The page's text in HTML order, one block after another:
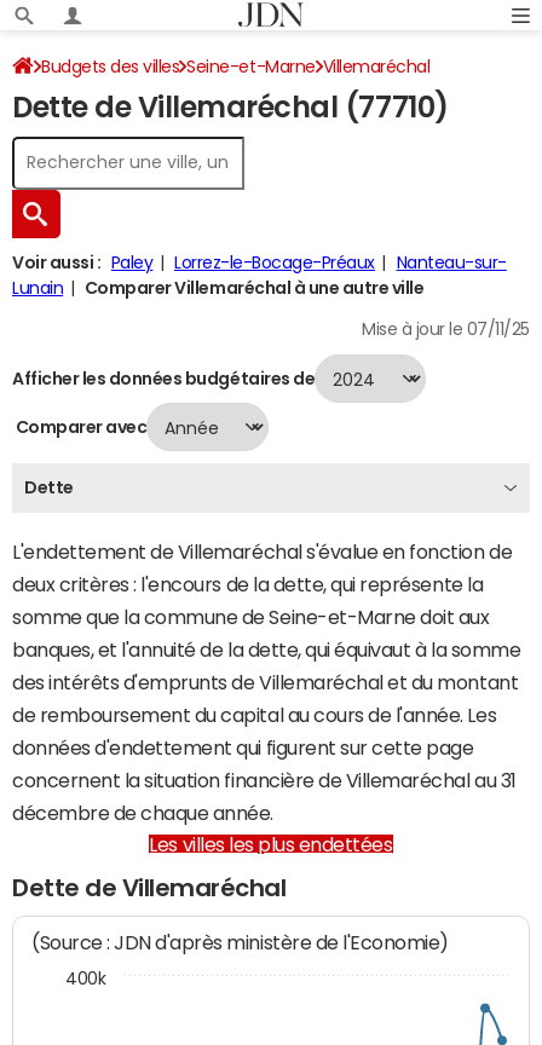
Budgets des villes Seine-et-Marne Villemaréchal
Dette au 31/12/2024
Dette de Villemaréchal (77710)
Voir aussi : Paley Lorrez-le-Bocage-Préaux
Nanteau-sur-
Lunain
Comparer Villemaréchal à une autre ville
Mise à jour le 07/11/25
Afficher les données budgétaires de
Comparer avec
Dette
L'endettement de Villemaréchal s'évalue en fonction de
deux critères : l'encours de la dette, qui représente la
somme que la commune de Seine-et-Marne doit aux
banques, et l'annuité de la dette, qui équivaut à la somme
des intérêts d'emprunts de Villemaréchal et du montant
de remboursement du capital au cours de l'année. Les
données d'endettement qui figurent sur cette page
concernent la situation financière de Villemaréchal au 31
décembre de chaque année.
Les villes les plus endettées
Dette de Villemaréchal
(Source : JDN d'après ministère de l'Economie)
400k